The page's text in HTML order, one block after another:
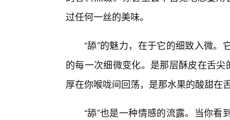
过任何一丝的美味。
“舔”的魅力，在于它的细致入微
的每一次细微变化。是那层酥皮在舌
厚在你喉咙间回荡，是那水果的酸甜在
“舔”也是一种情感的流露。当你